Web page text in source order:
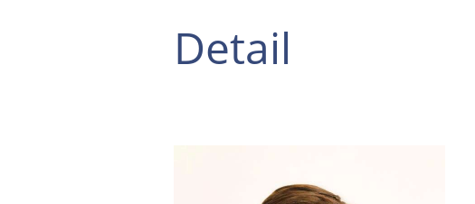
Detail